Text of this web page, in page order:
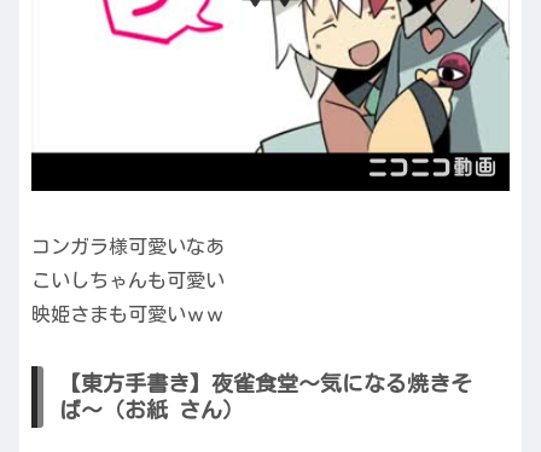
コンガラ様可愛いなあ
こいしちゃんも可愛い
映姫さまも可愛いｗｗ
【東方手書き】夜雀食堂～気になる焼きそ
ば～（お紙 さん）